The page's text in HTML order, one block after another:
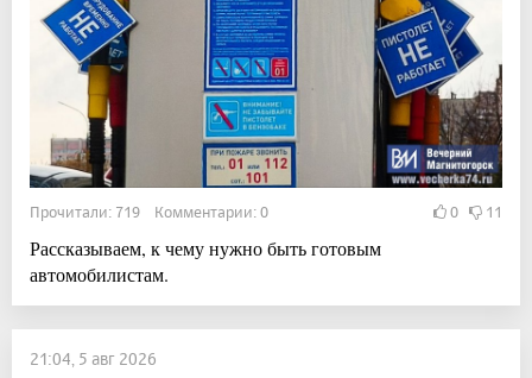
Прочитали: 719 Комментарии: 0 0 11
Рассказываем, к чему нужно быть готовым
автомобилистам.
21:04, 5 авг 2026